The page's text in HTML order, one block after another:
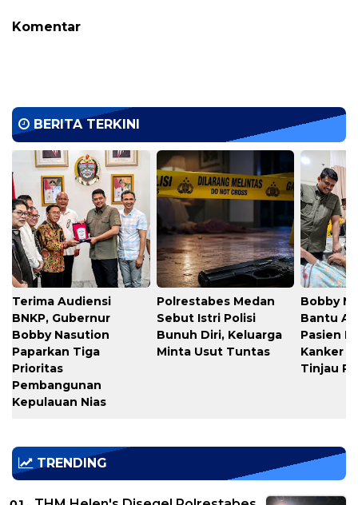
Komentar
BERITA TERKINI
Terima Audiensi
BNKP, Gubernur
Bobby Nasution
Paparkan Tiga
Prioritas
Pembangunan
Kepulauan Nias
Polrestabes Medan
Sebut Istri Polisi
Bunuh Diri, Keluarga
Minta Usut Tuntas
Bobby
Bantu
Pasien
Kanker
Tinjau
TRENDING